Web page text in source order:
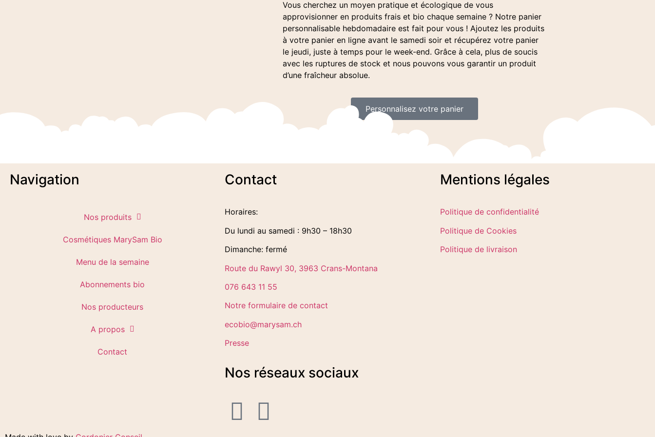
Vous cherchez un moyen pratique et écologique de vous
approvisionner en produits frais et bio chaque semaine ? Notre panier
personnalisable hebdomadaire est fait pour vous ! Ajoutez les produits
à votre panier en ligne avant le samedi soir et récupérez votre panier
le jeudi, juste à temps pour le week-end. Grâce à cela, plus de soucis
avec les ruptures de stock et nous pouvons vous garantir un produit
d’une fraîcheur absolue.
Personnalisez votre panier
Navigation
Nos produits
Cosmétiques MarySam Bio
Menu de la semaine
Abonnements bio
Nos producteurs
A propos
Contact
Contact
Horaires:
Du lundi au samedi : 9h30 – 18h30
Dimanche: fermé
Route du Rawyl 30, 3963 Crans-Montana
076 643 11 55
Notre formulaire de contact
ecobio@marysam.ch
Presse
Nos réseaux sociaux
Mentions légales
Politique de confidentialité
Politique de Cookies
Politique de livraison